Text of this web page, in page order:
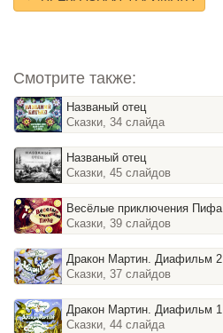
Смотрите также:
Названый отец
Сказки, 34 слайда
Названый отец
Сказки, 45 слайдов
Весёлые приключения Пифа
Сказки, 39 слайдов
Дракон Мартин. Диафильм 2
Сказки, 37 слайдов
Дракон Мартин. Диафильм 1
Сказки, 44 слайда